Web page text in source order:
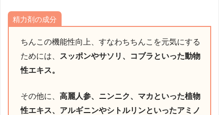
精力剤の成分
ちんこの機能性向上、すなわちちんこを元気にする
ためには、 スッポンやサソリ、コブラといった動物
性エキス。
その他に、 高麗人参、ニンニク、マカといった植物
性エキス、アルギニンやシトルリンといったアミノ